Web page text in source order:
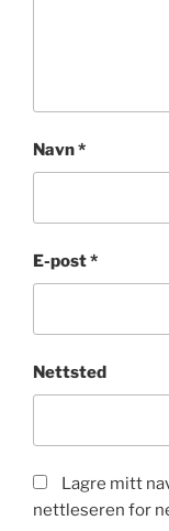
Navn*
E-post*
Nettsted
Lagre mitt
nettleseren for